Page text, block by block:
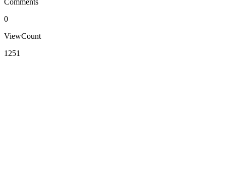
Comments
0
ViewCount
1251